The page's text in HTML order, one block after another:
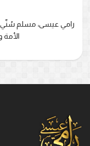
رامي عيسى، مسلم
الأمة